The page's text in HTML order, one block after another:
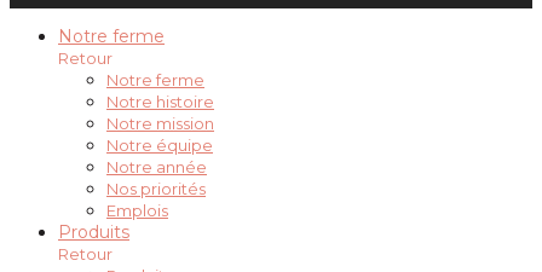
Notre ferme
Retour
Notre ferme
Notre histoire
Notre mission
Notre équipe
Notre année
Nos priorités
Emplois
Produits
Retour